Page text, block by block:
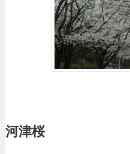
河津桜